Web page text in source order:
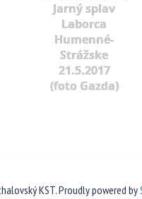
Jarný splav
Laborca
Humenné-
Strážske
21.5.2017
(foto Gazda)
KST. Proudly powered by